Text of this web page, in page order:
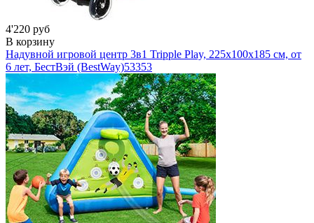
4'220 руб
В корзину
Надувной игровой центр 3в1 Tripple Play, 225х100х185 см, от
6 лет, БестВэй (BestWay)53353